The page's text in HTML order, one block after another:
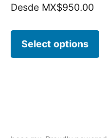
Desde MX$950.00
Select options